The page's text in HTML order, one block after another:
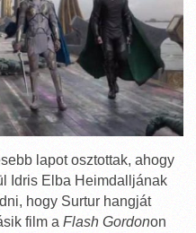
lapot osztottak, ahogy
Idris Elba Heimdalljának
hogy Surtur hangját
film a Flash Gordonon